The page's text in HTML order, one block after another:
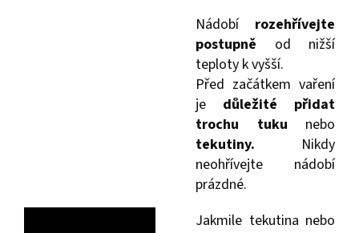
Nádobí rozehřívejte
postupně od nižší
teploty k vyšší.
Před začátkem vaření
je důležité přidat
trochu tuku nebo
tekutiny. Nikdy
neohřívejte nádobí
prázdné.
Jakmile tekutina nebo